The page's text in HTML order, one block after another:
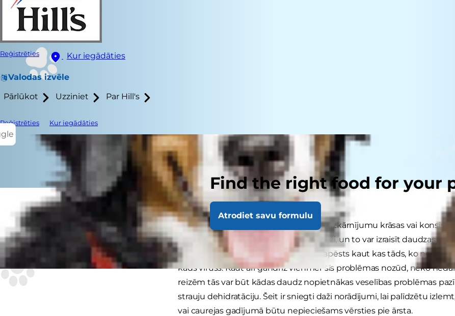
Reģistrēties Kur iegādāties
Valodas izvēle
Pārlūkot Uzziniet Par Hill's
Reģistrēties Kur iegādāties
Find the right food for your
Atrodiet savu formulu
Vai kaķis vemj? Vai esat pamanījis viņa izkārnījumu krāsas vai
caureja mājdzīvniekiem rodas visai bieži, un to var izraisīt daudzas un
jāuztraucas, jo gluži vienkārši var būt apēsts kaut kas tāds, ko
kāds vīruss. Kaut arī gandrīz vienmēr šīs problēmas nozūd, neko
reizēm tās var būt kādas daudz nopietnākas veselības problēmas
strauju dehidratāciju. Šeit ir sniegti daži norādījumi, lai palīdzētu
vai caurejas gadījumā būtu nepieciešams vērsties pie ārsta.